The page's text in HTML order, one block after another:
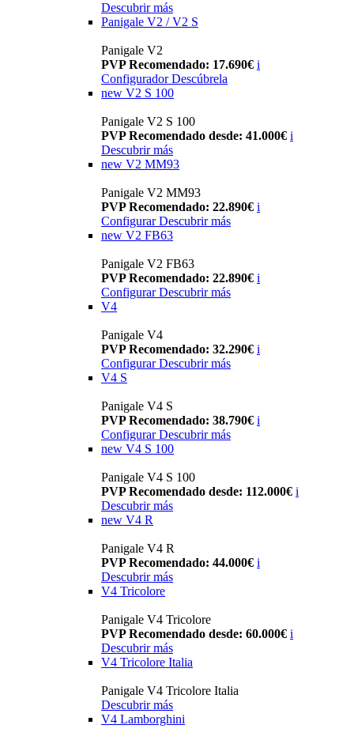
Descubrir más
Panigale V2 / V2 S
Panigale V2
PVP Recomendado: 17.690€ i
Configurador Descúbrela
new V2 S 100
Panigale V2 S 100
PVP Recomendado desde: 41.000€ i
Descubrir más
new V2 MM93
Panigale V2 MM93
PVP Recomendado: 22.890€ i
Configurar Descubrir más
new V2 FB63
Panigale V2 FB63
PVP Recomendado: 22.890€ i
Configurar Descubrir más
V4
Panigale V4
PVP Recomendado: 32.290€ i
Configurar Descubrir más
V4 S
Panigale V4 S
PVP Recomendado: 38.790€ i
Configurar Descubrir más
new V4 S 100
Panigale V4 S 100
PVP Recomendado desde: 112.000€ i
Descubrir más
new V4 R
Panigale V4 R
PVP Recomendado: 44.000€ i
Descubrir más
V4 Tricolore
Panigale V4 Tricolore
PVP Recomendado desde: 60.000€ i
Descubrir más
V4 Tricolore Italia
Panigale V4 Tricolore Italia
Descubrir más
V4 Lamborghini